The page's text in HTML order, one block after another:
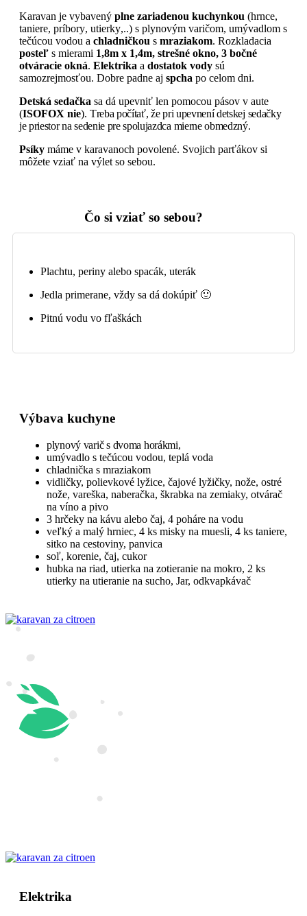
Karavan je vybavený plne zariadenou kuchynkou (hrnce,
taniere, príbory, utierky,..) s plynovým varičom, umývadlom s
tečúcou vodou a chladničkou s mraziakom. Rozkladacia
posteľ s mierami 1,8m x 1,4m, strešné okno, 3 bočné
otváracie okná. Elektrika a dostatok vody sú
samozrejmosťou. Dobre padne aj spcha po celom dni.
Detská sedačka sa dá upevniť len pomocou pásov v aute
(ISOFOX nie). Treba počítať, že pri upevnení detskej sedačky
je priestor na sedenie pre spolujazdca mierne obmedzný.
Psíky máme v karavanoch povolené. Svojich parťákov si
môžete vziať na výlet so sebou.
Čo si vziať so sebou?
Plachtu, periny alebo spacák, uterák
Jedla primerane, vždy sa dá dokúpiť 🙂
Pitnú vodu vo fľaškách
Výbava kuchyne
plynový varič s dvoma horákmi,
umývadlo s tečúcou vodou, teplá voda
chladnička s mraziakom
vidličky, polievkové lyžice, čajové lyžičky, nože, ostré
nože, vareška, naberačka, škrabka na zemiaky, otvárač
na víno a pivo
3 hrčeky na kávu alebo čaj, 4 poháre na vodu
veľký a malý hrniec, 4 ks misky na muesli, 4 ks taniere,
sitko na cestoviny, panvica
soľ, korenie, čaj, cukor
hubka na riad, utierka na zotieranie na mokro, 2 ks
utierky na utieranie na sucho, Jar, odkvapkávač
Elektrika